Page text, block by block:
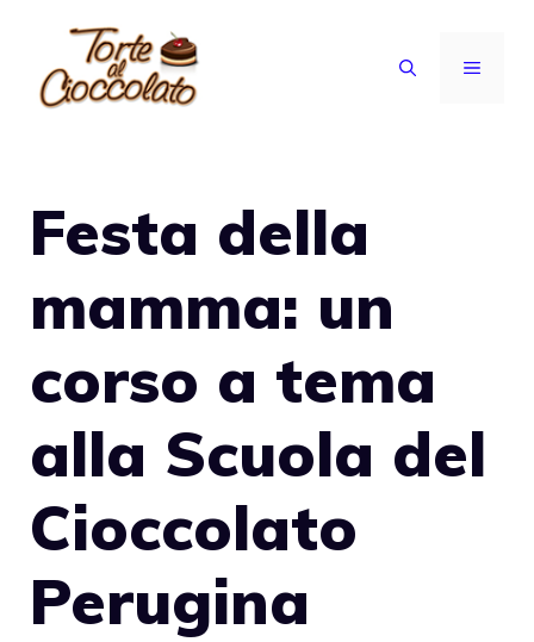
contenuto
MENU
Festa della
mamma: un
corso a tema
alla Scuola del
Cioccolato
Perugina